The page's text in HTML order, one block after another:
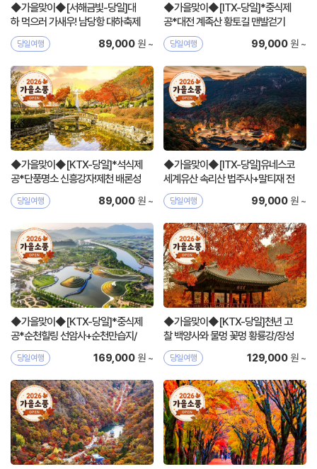
◆가을맞이◆[서해금빛-당일]대
하 먹으러 가새우! 남당항 대하축제
+예산시장
당일여행 89,000원 ~
◆가을맞이◆[ITX-당일]*중식제
공*대전 계족산 황토길 맨발걷기
+국립세종수목원
당일여행 99,000원 ~
◆가을맞이◆[KTX-당일]*석식제
공*단풍명소 신흥강자!제천 배론성
지+케이블카
당일여행 89,000원 ~
◆가을맞이◆[ITX-당일]유네스코
세계유산 속리산 법주사+말티재 전
망대
당일여행 99,000원 ~
◆가을맞이◆[KTX-당일]*중식제
공*순천힐링 선암사+순천만습지/
정원
당일여행 169,000원 ~
◆가을맞이◆[KTX-당일]천년 고
찰 백양사와 물멍 꽃멍 황룡강/장성
호
당일여행 129,000원 ~